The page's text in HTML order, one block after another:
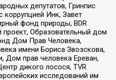
депутатов, Гринпис
Инк, Завет
фонд природы, BDR
проект, Образовательный дом
Дом Прав Человека,
имени Бориса Звозскова,
Дом прав человека Ереван,
дикого лосося, TVR
исследований им